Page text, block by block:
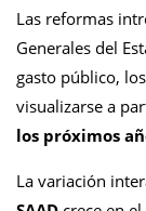
Las reformas
Generales del
gasto público,
visualizarse a
los próximos
La variación